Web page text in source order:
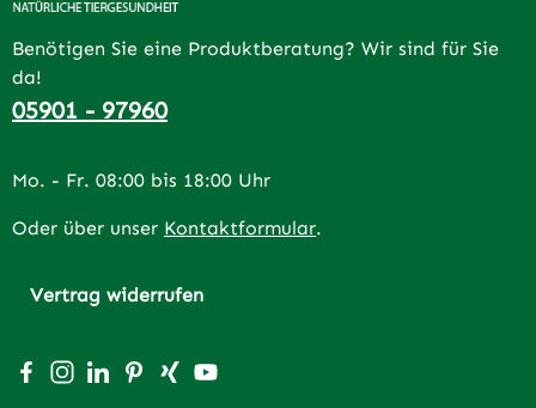
Benötigen Sie eine Produktberatung? Wir sind für Sie
da!
05901 - 97960
Mo. - Fr. 08:00 bis 18:00 Uhr
Oder über unser Kontaktformular.
Vertrag widerrufen
Besuche uns auf Facebook – öffnet in neuem Tab
Schau auf Instagram vorbei – öffnet in neuem Tab
Vernetze dich mit uns auf LinkedIn – öffnet in
Lass dich auf Pinterest inspirieren – öffnet
Vernetze dich mit uns auf Xing – öffnet
Sieh dir unsere Videos auf YouTube